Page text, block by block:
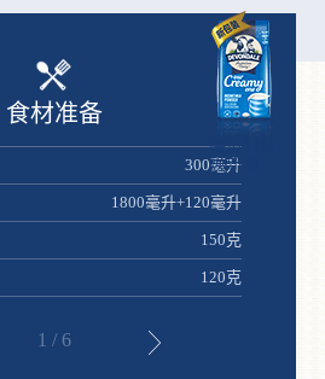
食材准备
300毫升
1800毫升+120毫升
150克
120克
1 / 6
德运包装
焕新啦！